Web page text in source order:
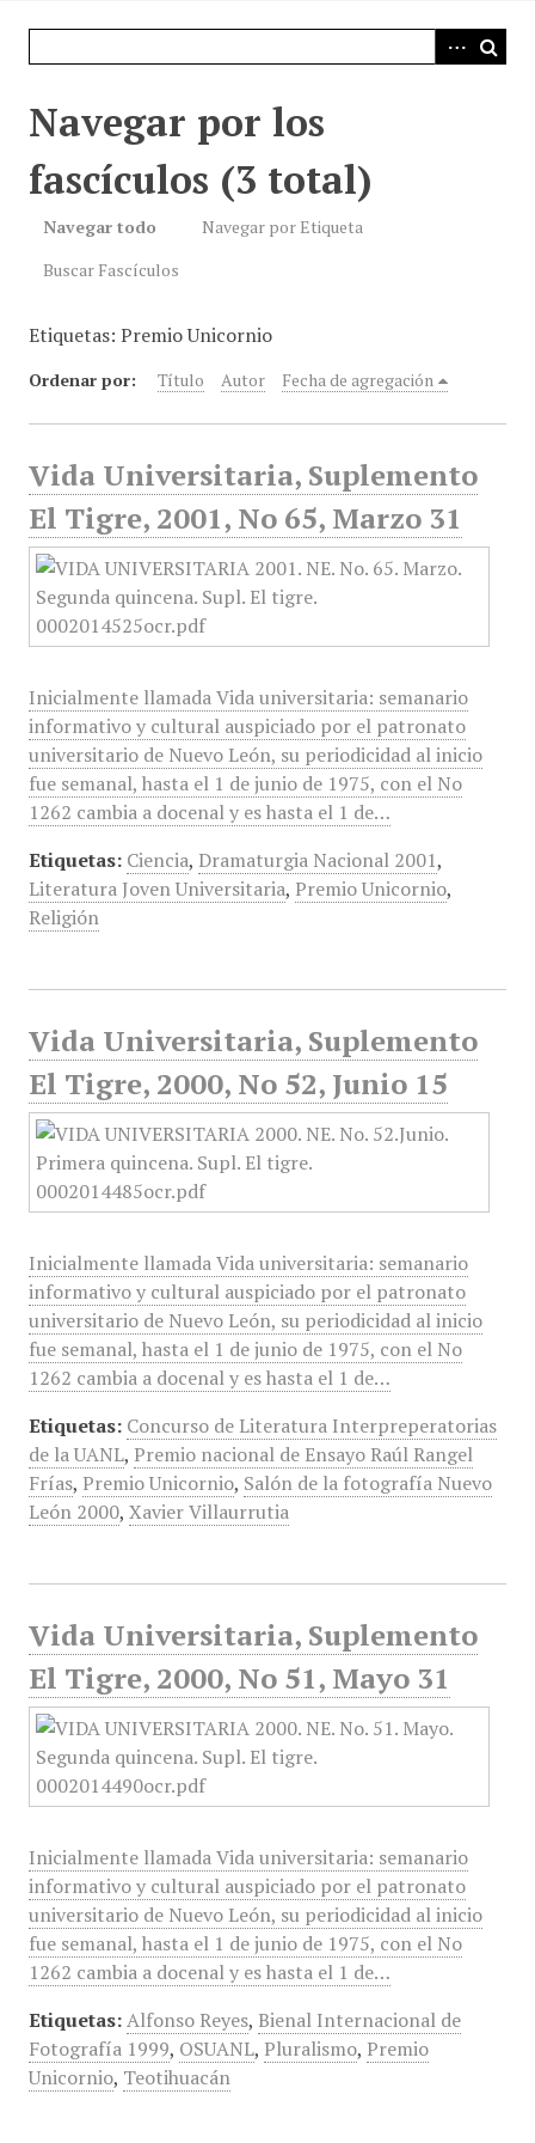
Navegar por los
fascículos (3 total)
Navegar todo
Navegar por Etiqueta
Buscar Fascículos
Etiquetas: Premio Unicornio
Ordenar por: Título Autor Fecha de agregación
Vida Universitaria, Suplemento
El Tigre, 2001, No 65, Marzo 31
Inicialmente llamada Vida universitaria: semanario
informativo y cultural auspiciado por el patronato
universitario de Nuevo León, su periodicidad al inicio
fue semanal, hasta el 1 de junio de 1975, con el No
1262 cambia a docenal y es hasta el 1 de…
Etiquetas: Ciencia, Dramaturgia Nacional 2001,
Literatura Joven Universitaria, Premio Unicornio,
Religión
Vida Universitaria, Suplemento
El Tigre, 2000, No 52, Junio 15
Inicialmente llamada Vida universitaria: semanario
informativo y cultural auspiciado por el patronato
universitario de Nuevo León, su periodicidad al inicio
fue semanal, hasta el 1 de junio de 1975, con el No
1262 cambia a docenal y es hasta el 1 de…
Etiquetas: Concurso de Literatura Interpreperatorias
de la UANL, Premio nacional de Ensayo Raúl Rangel
Frías, Premio Unicornio, Salón de la fotografía Nuevo
León 2000, Xavier Villaurrutia
Vida Universitaria, Suplemento
El Tigre, 2000, No 51, Mayo 31
Inicialmente llamada Vida universitaria: semanario
informativo y cultural auspiciado por el patronato
universitario de Nuevo León, su periodicidad al inicio
fue semanal, hasta el 1 de junio de 1975, con el No
1262 cambia a docenal y es hasta el 1 de…
Etiquetas: Alfonso Reyes, Bienal Internacional de
Fotografía 1999, OSUANL, Pluralismo, Premio
Unicornio, Teotihuacán